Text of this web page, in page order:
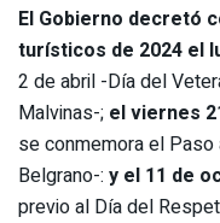
El Gobierno decretó
turísticos de 2024 el
2 de abril -Día del
Malvinas-; el viernes
se conmemora el
Belgrano-: y el 11 de
previo al Día del